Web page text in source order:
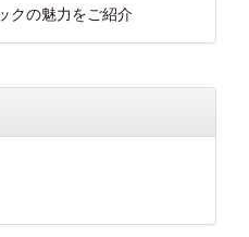
クの魅力をご紹介